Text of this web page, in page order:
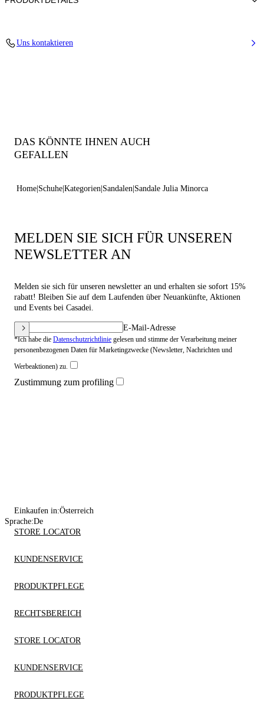
Uns kontaktieren
DAS KÖNNTE IHNEN AUCH
GEFALLEN
Home Schuhe Kategorien Sandalen Sandale Julia Minorca
MELDEN SIE SICH FÜR UNSEREN
NEWSLETTER AN
Melden sie sich für unseren newsletter an und erhalten sie sofort 15%
rabatt! Bleiben Sie auf dem Laufenden über Neuankünfte, Aktionen
und Events bei Casadei.
E-Mail-Adresse
*Ich habe die Datenschutzrichtlinie gelesen und stimme der Verarbeitung meiner
personenbezogenen Daten für Marketingzwecke (Newsletter, Nachrichten und
Werbeaktionen) zu.
Zustimmung zum profiling
Einkaufen in:Österreich
Sprache:De
STORE LOCATOR
KUNDENSERVICE
PRODUKTPFLEGE
RECHTSBEREICH
STORE LOCATOR
KUNDENSERVICE
PRODUKTPFLEGE